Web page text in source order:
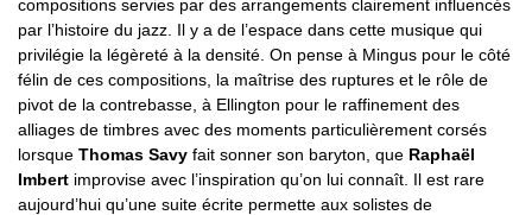
compositions servies par des arrangements clairement influencés
par l’histoire du jazz. Il y a de l’espace dans cette musique qui
privilégie la légèreté à la densité. On pense à Mingus pour le côté
félin de ces compositions, la maîtrise des ruptures et le rôle de
pivot de la contrebasse, à Ellington pour le raffinement des
alliages de timbres avec des moments particulièrement corsés
lorsque Thomas Savy fait sonner son baryton, que Raphaël
Imbert improvise avec l’inspiration qu’on lui connaît. Il est rare
aujourd’hui qu’une suite écrite permette aux solistes de